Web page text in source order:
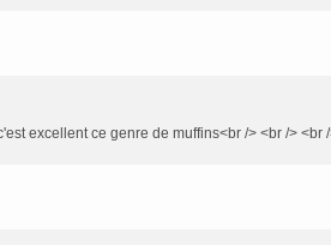
excellent ce genre de muffins<br /> <br /> <br